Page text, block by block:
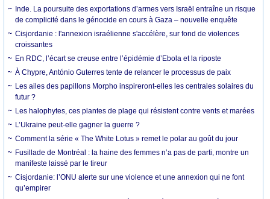
Inde. La poursuite des exportations d’armes vers Israël entraîne un risque
de complicité dans le génocide en cours à Gaza – nouvelle enquête
Cisjordanie : l'annexion israélienne s'accélère, sur fond de violences
croissantes
En RDC, l’écart se creuse entre l’épidémie d’Ebola et la riposte
À Chypre, António Guterres tente de relancer le processus de paix
Les ailes des papillons Morpho inspireront-elles les centrales solaires du
futur ?
Les halophytes, ces plantes de plage qui résistent contre vents et marées
L’Ukraine peut-elle gagner la guerre ?
Comment la série « The White Lotus » remet le polar au goût du jour
Fusillade de Montréal : la haine des femmes n’a pas de parti, montre un
manifeste laissé par le tireur
Cisjordanie: l’ONU alerte sur une violence et une annexion qui ne font
qu’empirer